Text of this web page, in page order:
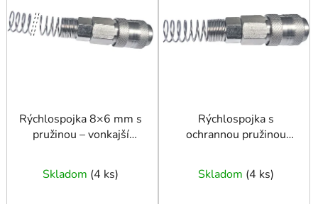
i
s
Rýchlospojka 8×6 mm s
pružinou – vonkajší
7.2)
Skladom (4 ks)
Rýchlospojka s
ochrannou pružinou
Skladom (4 ks)